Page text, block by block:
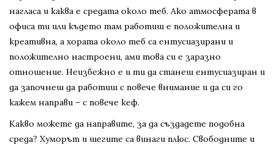
нагласа и каква е средата около теб. Ако атмосферата в
офиса ти или където там работиш е положителна и
креативна, а хората около теб са ентусиазирани и
положително настроени, ами това си е заразно
отношение. Неизбежно е и ти да станеш ентусиазиран и
да започнеш да работиш с повече внимание и да си го
кажем направи – с повече кеф.
Какво можете да направите, за да създадете подобна
среда? Хуморът и шегите са винаги плюс. Свободните и